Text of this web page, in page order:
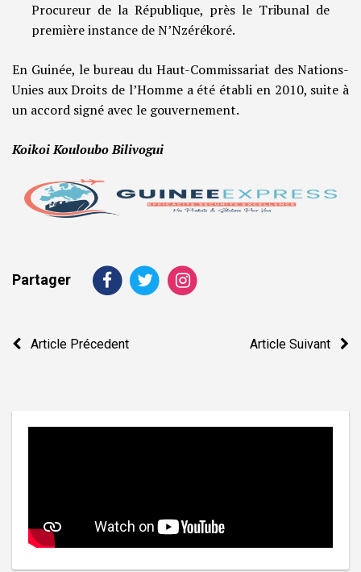
Procureur de la République, près le Tribunal de
première instance de N’Nzérékoré.
En Guinée, le bureau du Haut-Commissariat des Nations-
Unies aux Droits de l’Homme a été établi en 2010, suite à
un accord signé avec le gouvernement.
Koikoi Kouloubo Bilivogui
Partager
Navigation
Article Précedent Article Suivant